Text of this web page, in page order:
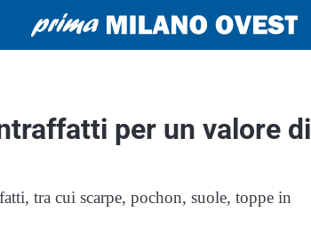
per un valore di
tra cui scarpe, pochon, suole, toppe in